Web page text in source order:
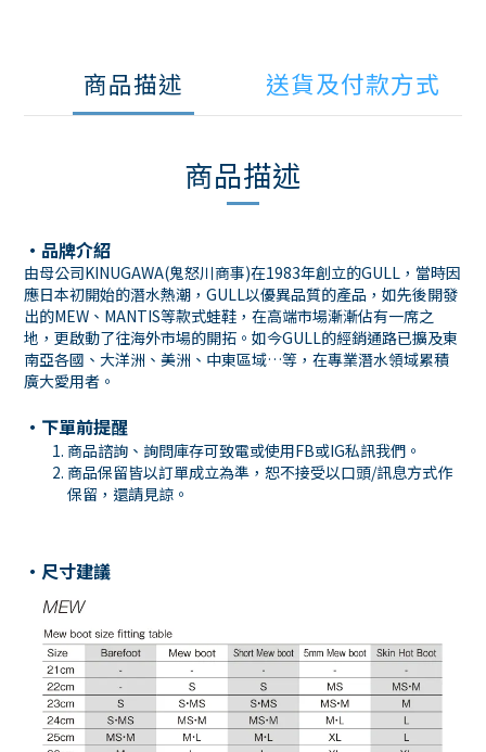
商品描述 送貨及付款方式
商品描述
・ 品牌介紹
由母公司KINUGAWA(鬼怒川商事)在1983年創立的GULL，當時因
應日本初開始的潛水熱潮，GULL以優異品質的產品，如先後開發
出的MEW、MANTIS等款式蛙鞋，在高端市場漸漸佔有一席之
地，更啟動了往海外市場的開拓。如今GULL的經銷通路已擴及東
南亞各國、大洋洲、美洲、中東區域…等，在專業潛水領域累積
廣大愛用者。
・下單前提醒
商品諮詢、詢問庫存可致電或使用FB或IG私訊我們。
商品保留皆以訂單成立為準，恕不接受以口頭/訊息方式作
保留，還請見諒。
・ 尺寸建議